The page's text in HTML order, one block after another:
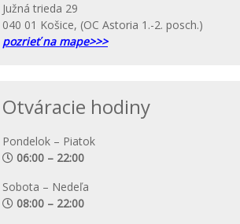
Južná trieda 29
040 01 Košice, (OC Astoria 1.-2. posch.)
pozrieť na mape>>>
Otváracie hodiny
Pondelok – Piatok
06:00 – 22:00
Sobota – Nedeľa
08:00 – 22:00